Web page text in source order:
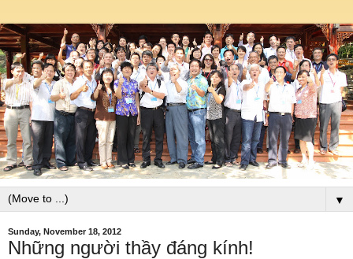
▼
Sunday, November 18, 2012
Những người thầy đáng kính!